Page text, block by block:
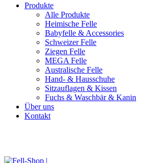
Produkte
Alle Produkte
Heimische Felle
Babyfelle & Accessories
Schweizer Felle
Ziegen Felle
MEGA Felle
Australische Felle
Hand- & Hausschuhe
Sitzauflagen & Kissen
Fuchs & Waschbär & Kanin
Über uns
Kontakt